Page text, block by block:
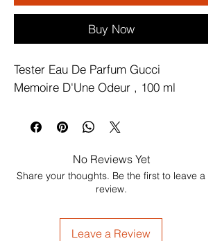
Buy Now
Tester Eau De Parfum Gucci
Memoire D'Une Odeur , 100 ml
No Reviews Yet
Share your thoughts. Be the first to leave a
review.
Leave a Review